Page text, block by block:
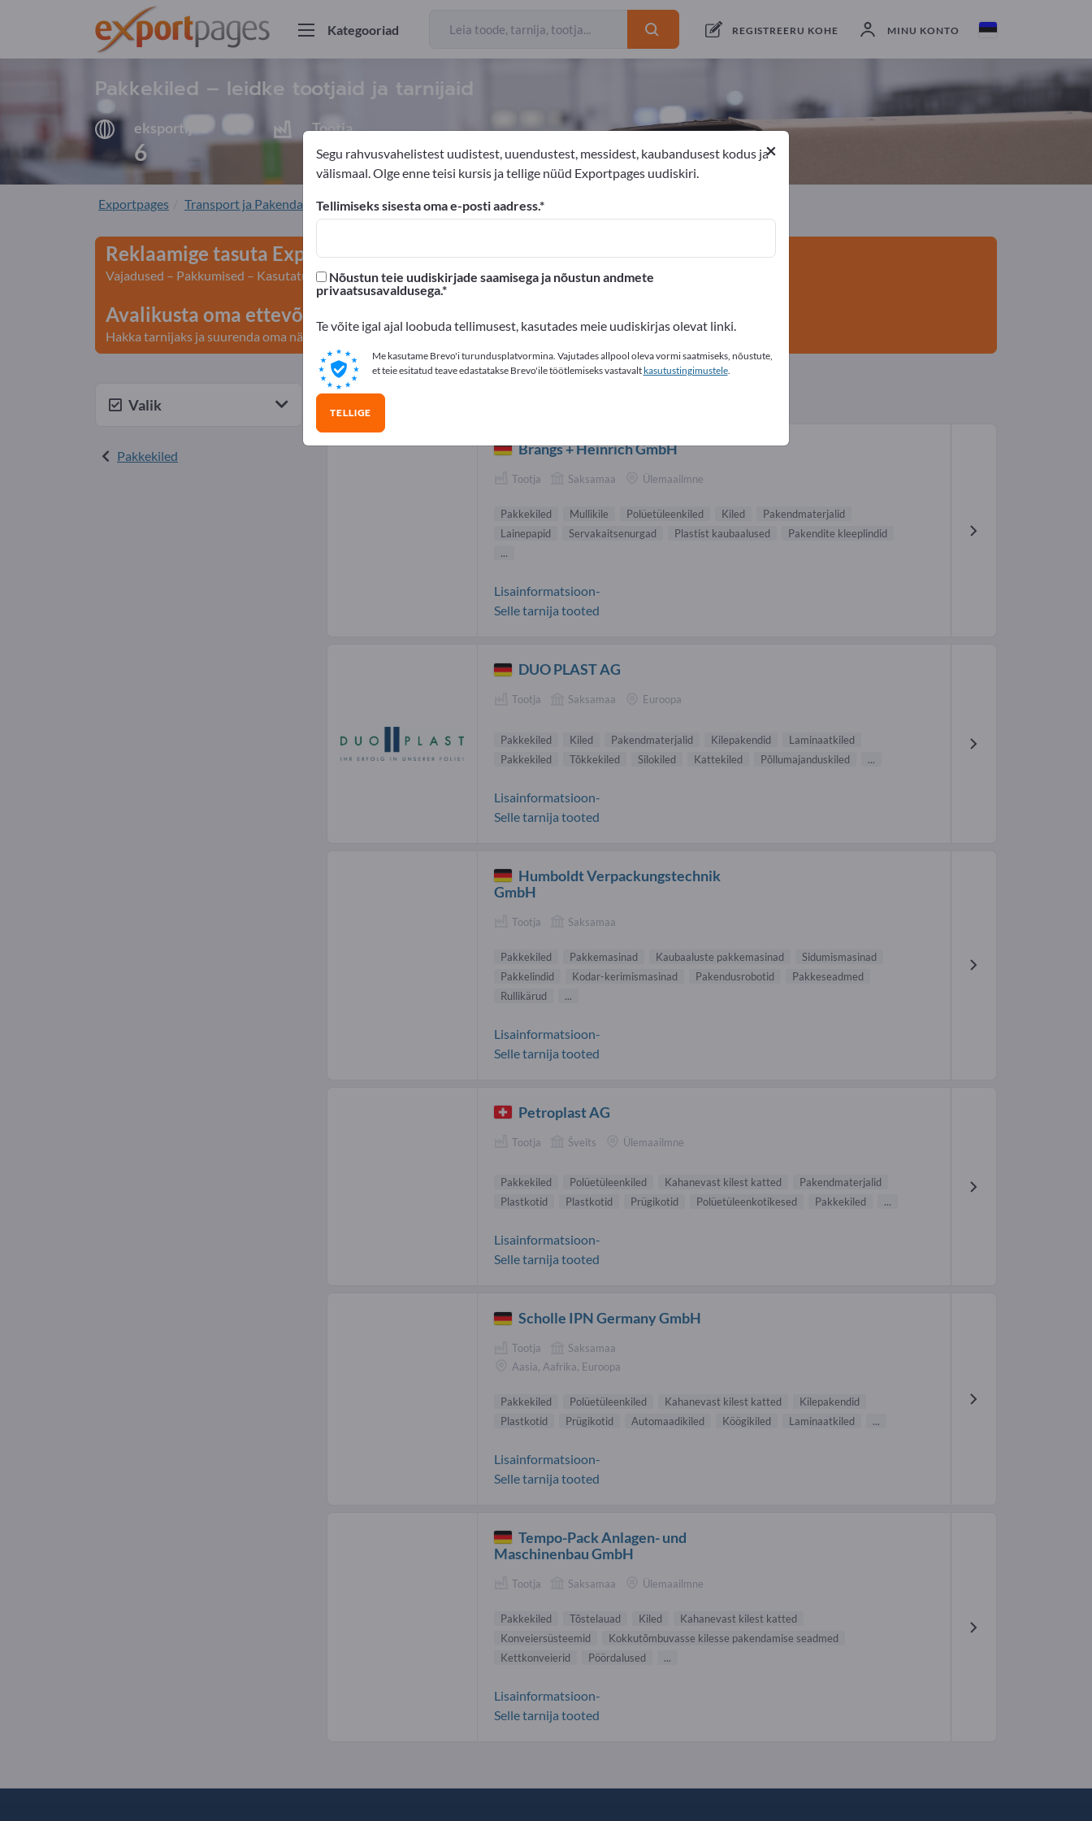
Kategooriad REGISTREERU KOHE MINU KONTO
Pakkekiled – leidke tootjaid ja tarnijaid
eksportijad
6
Tootja
6
eksportijad6 Tootja
Exportpages Transport ja Pakendamine Pakendmaterjalid Pakkekiled Pakkekiled
Reklaamige tasuta Exportpages'is!
Vajadused – Pakkumised – Kasutatud kaubad – Ärikontaktid >> alustage siit
Avalikusta oma ettevõte ja tooted Exportpages'is.
Hakka tarnijaks ja suurenda oma nähtavust>> avalikusta siin
Valik
Pakkekiled
Pakkekiled tarnijad (6)
Brangs + Heinrich GmbH
Tootja Saksamaa Ülemaailmne
Pakkekiled Mullikile Polüetüleenkiled Kiled
Pakendmaterjalid
Lainepapid
Servakaitsenurgad Plastist kaubaalused
Pakendite kleeplindid
...
Lisainformatsioon-
Selle tarnija tooted
DUO PLAST AG
Tootja Saksamaa Euroopa
Pakkekiled Kiled Pakendmaterjalid Kilepakendid
Laminaatkiled
Pakkekiled
Tõkkekiled Silokiled Kattekiled Põllumajanduskiled ...
Lisainformatsioon-
Selle tarnija tooted
Humboldt Verpackungstechnik
GmbH
Tootja Saksamaa
Pakkekiled Pakkemasinad Kaubaaluste pakkemasinad
Sidumismasinad
Pakkelindid
Kodar-kerimismasinad Pakendusrobotid
Pakkeseadmed
Rullikärud
...
Lisainformatsioon-
Selle tarnija tooted
Petroplast AG
Tootja Šveits Ülemaailmne
Pakkekiled Polüetüleenkiled Kahanevast kilest katted
Pakendmaterjalid
Plastkotid
Plastkotid Prügikotid Polüetüleenkotikesed Pakkekiled ...
Lisainformatsioon-
Selle tarnija tooted
Scholle IPN Germany GmbH
Tootja
Saksamaa
Aasia, Aafrika, Euroopa
Pakkekiled Polüetüleenkiled Kahanevast kilest katted
Kilepakendid
Plastkotid
Prügikotid Automaadikiled Köögikiled Laminaatkiled ...
Lisainformatsioon-
Selle tarnija tooted
Tempo-Pack Anlagen- und
Maschinenbau GmbH
Tootja Saksamaa Ülemaailmne
Pakkekiled Tõstelauad Kiled
Kahanevast kilest katted
Konveiersüsteemid
Kokkutõmbuvasse kilesse pakendamise seadmed
Kettkonveierid
Pöördalused ...
Lisainformatsioon-
Selle tarnija tooted
×
Segu rahvusvahelistest uudistest, uuendustest, messidest, kaubandusest kodus ja
välismaal. Olge enne teisi kursis ja tellige nüüd Exportpages uudiskiri.
Tellimiseks sisesta oma e-posti aadress.
Nõustun teie uudiskirjade saamisega ja nõustun andmete
privaatsusavaldusega.
Te võite igal ajal loobuda tellimusest, kasutades meie uudiskirjas olevat linki.
Me kasutame Brevo'i turundusplatvormina. Vajutades allpool oleva vormi saatmiseks, nõustute,
et teie esitatud teave edastatakse Brevo'ile töötlemiseks vastavalt kasutustingimustele.
TELLIGE